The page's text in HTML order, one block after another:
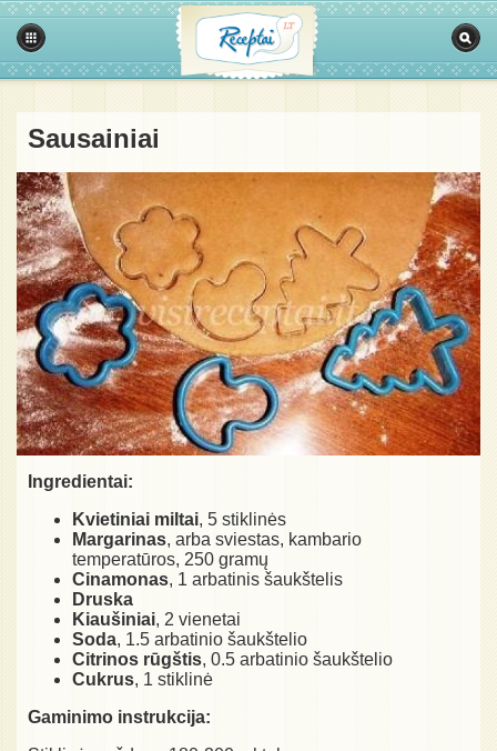
Sausainiai
Ingredientai:
Kvietiniai miltai, 5 stiklinės
Margarinas, arba sviestas, kambario
temperatūros, 250 gramų
Cinamonas, 1 arbatinis šaukštelis
Druska
Kiaušiniai, 2 vienetai
Soda, 1.5 arbatinio šaukštelio
Citrinos rūgštis, 0.5 arbatinio šaukštelio
Cukrus, 1 stiklinė
Gaminimo instrukcija: